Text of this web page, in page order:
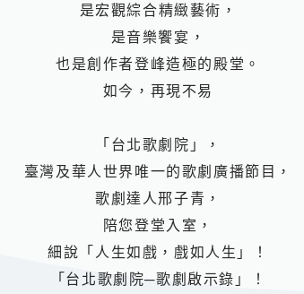
是宏觀綜合精緻藝術，
是音樂饗宴，
也是創作者登峰造極的殿堂。
如今，再現不易
「台北歌劇院」，
臺灣及華人世界唯一的歌劇廣播節目，
歌劇達人邢子青，
陪您登堂入室，
細說「人生如戲，戲如人生」！
「台北歌劇院─歌劇啟示錄」！